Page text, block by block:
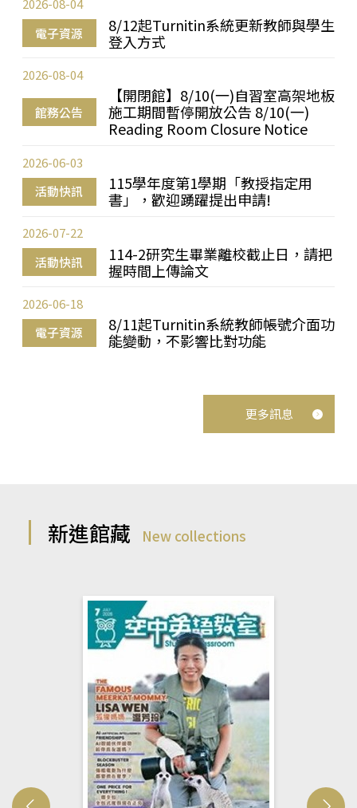
電子資源
8/12起Turnitin系統更新教師與學生
登入方式
2026-08-04
館務公告
【開閉館】8/10(一)自習室高架地板
施工期間暫停開放公告 8/10(一)
Reading Room Closure Notice
2026-08-04
活動快訊
115學年度第1學期「教授指定用
書」，歡迎踴躍提出申請!
2026-06-03
活動快訊
114-2研究生畢業離校截止日，請把
握時間上傳論文
2026-07-22
電子資源
8/11起Turnitin系統教師帳號介面功
能變動，不影響比對功能
2026-06-18
更多訊息
新進館藏 New collections